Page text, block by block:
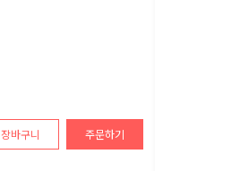
장바구니 주문하기